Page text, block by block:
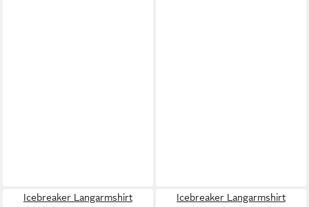
Icebreaker Langarmshirt
Icebreaker Langarmshirt